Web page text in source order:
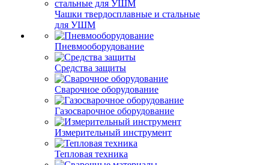
Чашки твердосплавные и стальные
для УШМ
Пневмооборудование
Средства защиты
Сварочное оборудование
Газосварочное оборудование
Измерительный инструмент
Тепловая техника